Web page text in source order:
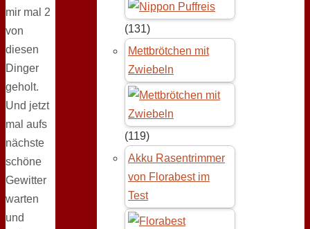
mir mal 2
von
diesen
Dinger
geholt.
Und jetzt
mal aufs
nächste
schöne
Gewitter
warten
und
(131)
Mettbrötchen mit
Zwiebeln
(119)
Akku Rasentrimmer
von Florabest im
Test